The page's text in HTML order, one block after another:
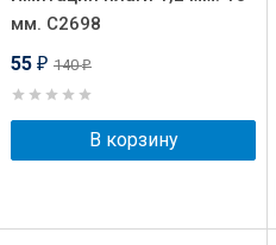
мм. C2698
55 ₽ 140₽
В корзину